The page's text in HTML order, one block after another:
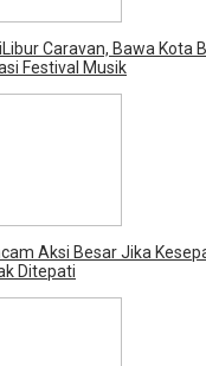
Caravan, Bawa Kota
Festival Musik
Aksi Besar Jika
Ditepati